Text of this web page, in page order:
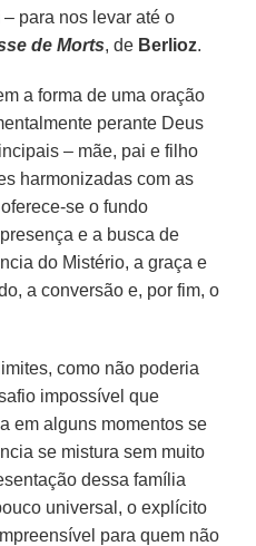
– para nos levar até o
de Morts, de Berlioz.
a forma de uma oração
perante Deus
– mãe, pai e filho
harmonizadas com as
se o fundo
e a busca de
do Mistério, a graça e
a conversão e, por fim, o
como não poderia
impossível que
em alguns momentos se
se mistura sem muito
dessa família
universal, o explícito
para quem não